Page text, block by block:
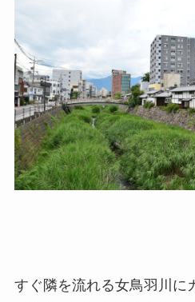
すぐ隣を流れる女鳥羽川に